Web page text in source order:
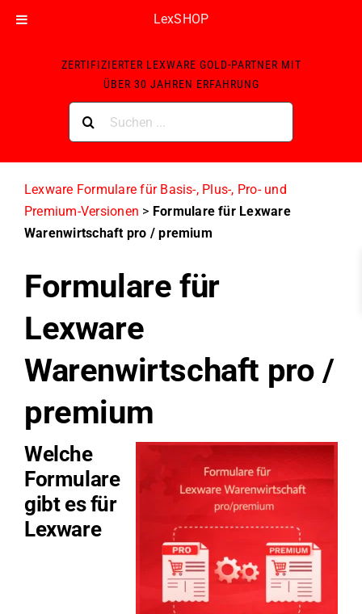
LexSHOP
ZERTIFIZIERTER LEXWARE GOLD-PARTNER MIT
ÜBER 30 JAHREN ERFAHRUNG
nach:
Lexware Formulare für Basis-, Plus-, Pro- und
Premium-Versionen > Formulare für Lexware
Warenwirtschaft pro / premium
Formulare für
Lexware
Warenwirtschaft pro /
premium
Welche
Formulare
gibt es für
Lexware